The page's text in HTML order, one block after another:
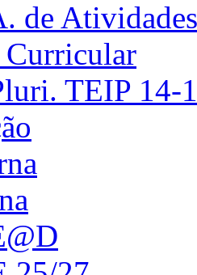
de Atividades
Curricular
TEIP 14-